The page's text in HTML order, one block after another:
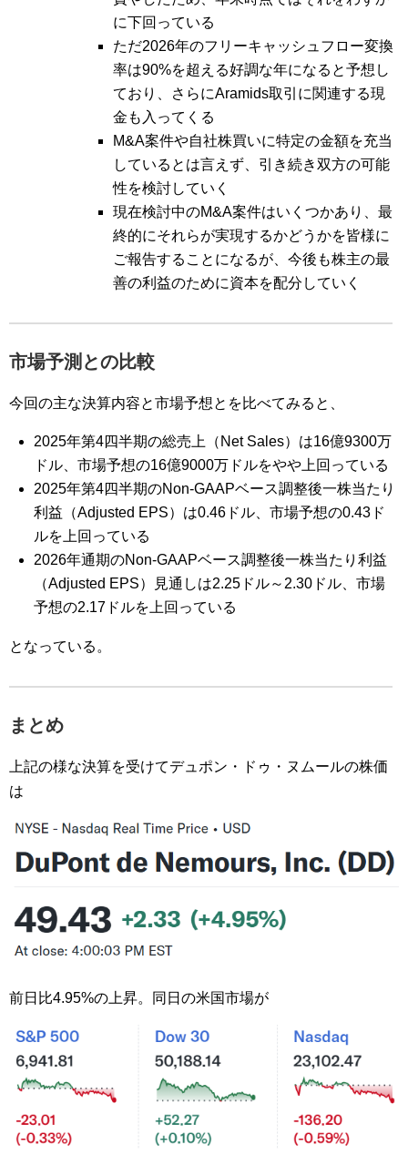
に下回っている
ただ2026年のフリーキャッシュフロー変換
率は90%を超える好調な年になると予想し
ており、さらにAramids取引に関連する現
金も入ってくる
M&A案件や自社株買いに特定の金額を充当
しているとは言えず、引き続き双方の可能
性を検討していく
現在検討中のM&A案件はいくつかあり、最
終的にそれらが実現するかどうかを皆様に
ご報告することになるが、今後も株主の最
善の利益のために資本を配分していく
市場予測との比較
今回の主な決算内容と市場予想とを比べてみると、
2025年第4四半期の総売上（Net Sales）は16億9300万
ドル、市場予想の16億9000万ドルをやや上回っている
2025年第4四半期のNon-GAAPベース調整後一株当たり
利益（Adjusted EPS）は0.46ドル、市場予想の0.43ド
ルを上回っている
2026年通期のNon-GAAPベース調整後一株当たり利益
（Adjusted EPS）見通しは2.25ドル～2.30ドル、市場
予想の2.17ドルを上回っている
となっている。
まとめ
上記の様な決算を受けてデュポン・ドゥ・ヌムールの株価
は
前日比4.95%の上昇。同日の米国市場が